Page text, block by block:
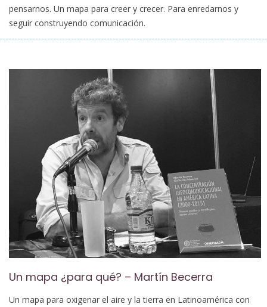
pensarnos. Un mapa para creer y crecer. Para enredarnos y
seguir construyendo comunicación.
Un mapa ¿para qué? – Martín Becerra
Un mapa para oxigenar el aire y la tierra en Latinoamérica con